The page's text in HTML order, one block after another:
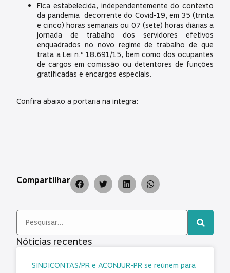
Fica estabelecida, independentemente do contexto
da pandemia decorrente do Covid-19, em 35 (trinta
e cinco) horas semanais ou 07 (sete) horas diárias a
jornada de trabalho dos servidores efetivos
enquadrados no novo regime de trabalho de que
trata a Lei n.º 18.691/15, bem como dos ocupantes
de cargos em comissão ou detentores de funções
gratificadas e encargos especiais.
Confira abaixo a portaria na íntegra:
Compartilhar
Nóticias recentes
SINDICONTAS/PR e ACONJUR-PR se reúnem para